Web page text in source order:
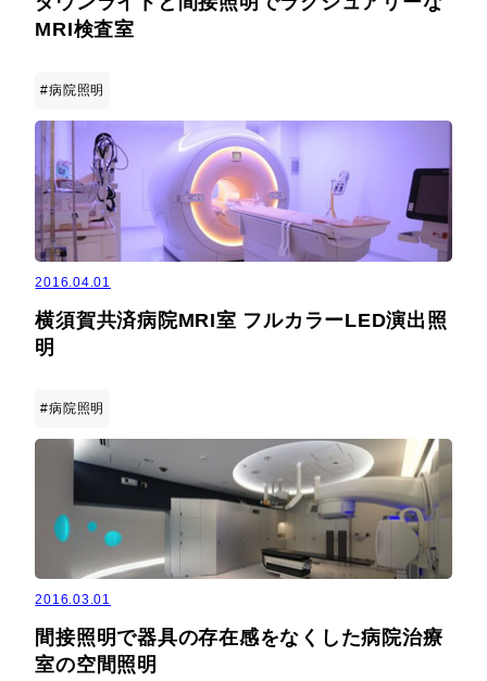
MRI検査室
#病院照明
2016.04.01
横須賀共済病院MRI室 フルカラーLED演出照
明
#病院照明
2016.03.01
間接照明で器具の存在感をなくした病院治療
室の空間照明